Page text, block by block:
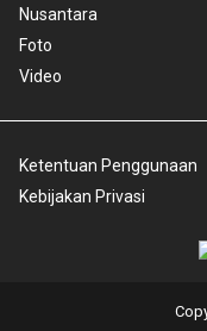
Nusantara
Foto
Video
Ketentuan Penggunaan
Kebijakan Privasi